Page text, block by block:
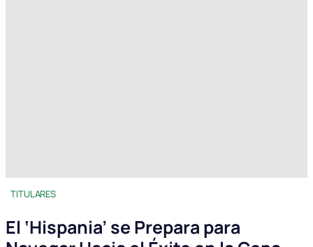
TITULARES
El ‘Hispania’ se Prepara para